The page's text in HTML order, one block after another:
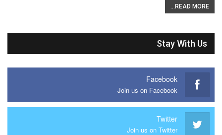
READ MORE...
Stay With Us
Facebook
Join us on Facebook
Twitter
Join us on Twitter